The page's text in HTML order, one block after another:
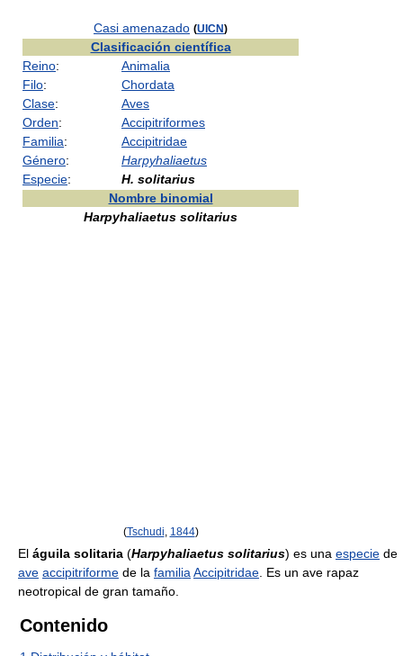
Casi amenazado (UICN)
Clasificación científica
Reino:
Animalia
Filo:
Chordata
Clase:
Aves
Orden:
Accipitriformes
Familia:
Accipitridae
Género:
Harpyhaliaetus
Especie:
H. solitarius
Nombre binomial
Harpyhaliaetus solitarius
(Tschudi 1844)
El águila solitaria (Harpyhaliaetus solitarius) es una especie de
ave accipitriforme de la familia Accipitridae . Es un ave rapaz
neotropical de gran tamaño.
Contenido